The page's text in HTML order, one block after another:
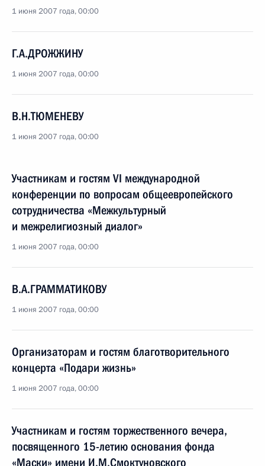
1 июня 2007 года, 00:00
Г.А.ДРОЖЖИНУ
1 июня 2007 года, 00:00
В.Н.ТЮМЕНЕВУ
1 июня 2007 года, 00:00
Участникам и гостям VI международной
конференции по вопросам общеевропейского
сотрудничества «Межкультурный
и межрелигиозный диалог»
1 июня 2007 года, 00:00
В.А.ГРАММАТИКОВУ
1 июня 2007 года, 00:00
Организаторам и гостям благотворительного
концерта «Подари жизнь»
1 июня 2007 года, 00:00
Участникам и гостям торжественного вечера,
посвященного 15-летию основания фонда
«Маски» имени И.М.Смоктуновского